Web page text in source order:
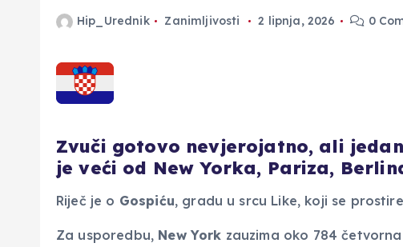
Hip_Urednik Zanimljivosti 2 lipnja, 2026 0
Zvuči gotovo nevjerojatno, ali
je veći od New Yorka, Pariza,
Riječ je o Gospiću, gradu u srcu Like, koji se
Za usporedbu, New York zauzima oko 784